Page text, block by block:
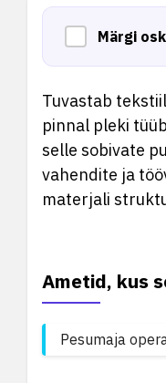
Märgi
Tuvastab
pinnal pleki
selle sobivate
vahendite ja
materjali
Ametid, kus
Pesumaja